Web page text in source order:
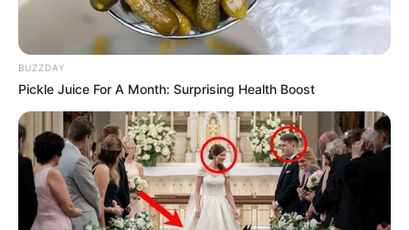
No perdió la sonrisa pese
a ser capturada por el
delito de fuga de presos
COLEGIOS
A la cárcel integrantes de
la banda "Los del Callejón"
BUZZDAY
Pickle Juice For A Month: Surprising Health Boost